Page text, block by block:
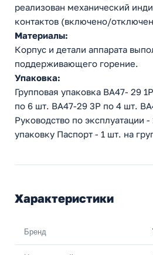
реализован механический
контактов (включено/
Материалы:
Корпус и детали аппарата
поддерживающего горение.
Упаковка:
Групповая упаковка ВА47- 29
по 6 шт. ВА47-29 3Р по 4 шт.
Руководство по эксплуатации
упаковку Паспорт - 1 шт. на
Характеристики
Бренд